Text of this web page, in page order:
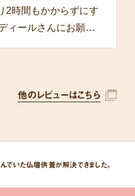
2時間もかからずにす
ィールさんにお願い
他のレビューはこちら
でいた仏壇供養が解決できました。